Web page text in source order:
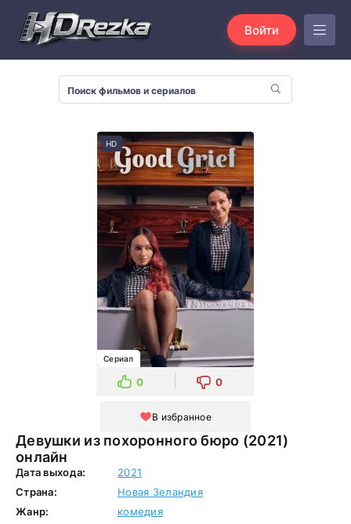
Войти
Девушки из похоронного бюро (2021)
онлайн
HD
Сериал
0 0
В избранное
Дата выхода:
2021
Страна:
Новая Зеландия
Жанр:
комедия